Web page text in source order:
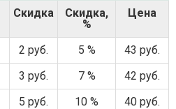
Скидка
Скидка,
%
Цена
2 руб. 5 %
43 руб.
3 руб. 7 %
42 руб.
5 руб. 10 %
40 руб.